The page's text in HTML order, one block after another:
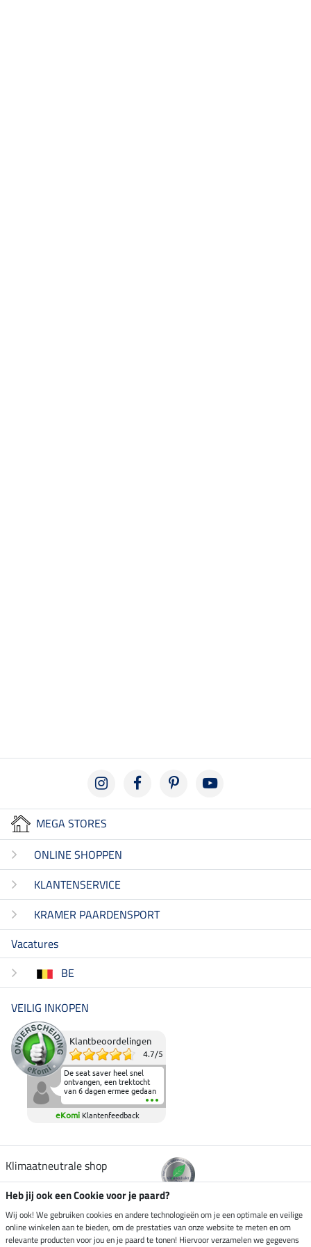
MEGA STORES
ONLINE SHOPPEN
KLANTENSERVICE
KRAMER PAARDENSPORT
Vacatures
BE
VEILIG INKOPEN
Klantbeoordelingen
4.7/5
De seat saver heel snel
ontvangen, een trektocht
van 6 dagen ermee gedaan
en deze heeft de beproeving
fantastisch doorstaan.
Heerlijk zacht om op te
elkaar in het zadel.
eKomi Klantenfeedback
Klimaatneutrale shop
Verzending per
Heb jij ook een Cookie voor je paard?
Wij ook! We gebruiken cookies en andere technologieën om je een optimale en veilige
online winkelen aan te bieden, om de prestaties van onze website te meten en om
relevante producten voor jou en je paard te tonen! Hiervoor verzamelen we gegevens